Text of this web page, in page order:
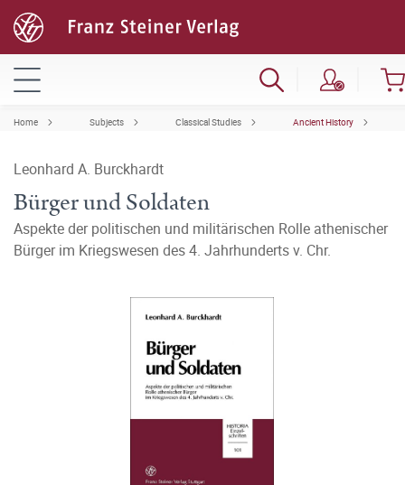
Home Subjects Classical Studies Ancient History
Leonhard A. Burckhardt
Bürger und Soldaten
Aspekte der politischen und militärischen Rolle athenischer
Bürger im Kriegswesen des 4. Jahrhunderts v. Chr.